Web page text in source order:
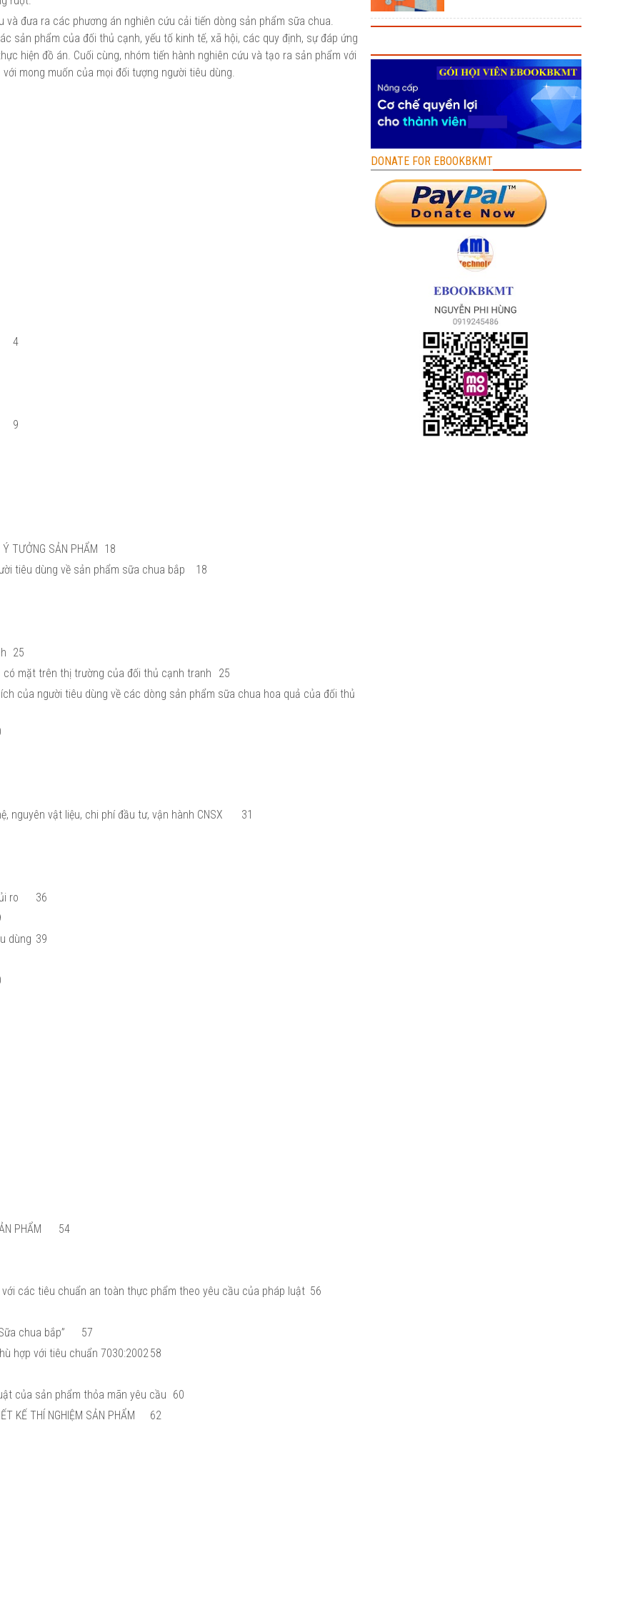
đưa ra các phương án nghiên cứu cải tiến dòng sản phẩm sữa chua.
sản phẩm của đối thủ cạnh, yếu tố kinh tế, xã hội, các quy định, sự đáp ứng
hiện đồ án. Cuối cùng, nhóm tiến hành nghiên cứu và tạo ra sản phẩm với
mong muốn của mọi đối tượng người tiêu dùng.
4
9
Ý TƯỞNG SẢN PHẨM 18
tiêu dùng về sản phẩm sữa chua bắp
18
25
mặt trên thị trường của đối thủ cạnh tranh
25
của người tiêu dùng về các dòng sản phẩm sữa chua hoa quả của đối thủ
nguyên vật liệu, chi phí đầu tư, vận hành CNSX 31
ro
36
dùng 39
PHẨM 54
các tiêu chuẩn an toàn thực phẩm theo yêu cầu của pháp luật 56
chua bắp”
57
hợp với tiêu chuẩn 7030:200258
của sản phẩm thỏa mãn yêu cầu 60
KẾ THÍ NGHIỆM SẢN PHẨM
62
DONATE FOR EBOOKBKMT